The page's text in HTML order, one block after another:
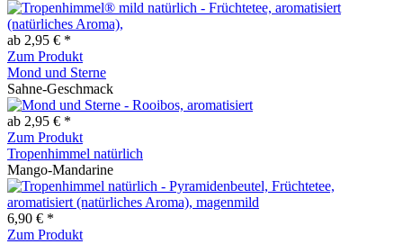
ab 2,95 € *
Zum Produkt
Mond und Sterne
Sahne-Geschmack
ab 2,95 € *
Zum Produkt
Tropenhimmel natürlich
Mango-Mandarine
6,90 € *
Zum Produkt